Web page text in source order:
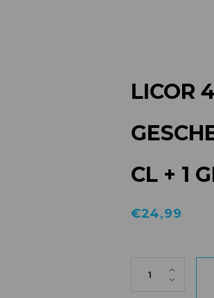
LICOR
CL + 1
€24,99
LICOR 43